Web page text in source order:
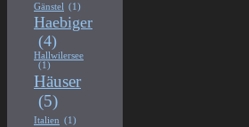
Gänstel (1)
Haebiger
(4)
Hallwilersee
(1)
Häuser
(5)
Italien (1)